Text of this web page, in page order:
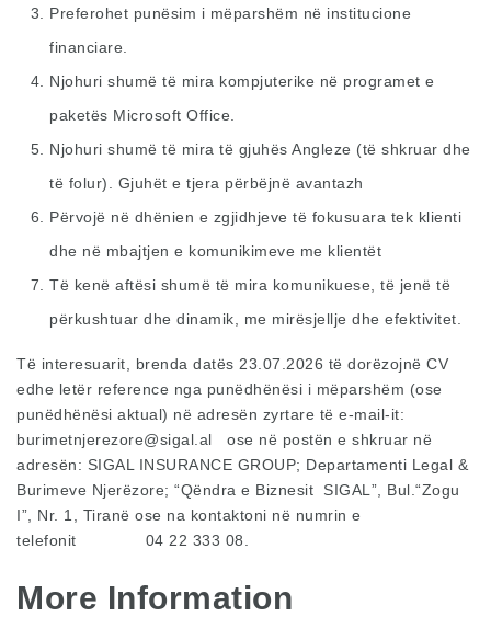
Preferohet punësim i mëparshëm në institucione
financiare.
Njohuri shumë të mira kompjuterike në programet e
paketës Microsoft Office.
Njohuri shumë të mira të gjuhës Angleze (të shkruar dhe
të folur). Gjuhët e tjera përbëjnë avantazh
Përvojë në dhënien e zgjidhjeve të fokusuara tek klienti
dhe në mbajtjen e komunikimeve me klientët
Të kenë aftësi shumë të mira komunikuese, të jenë të
përkushtuar dhe dinamik, me mirësjellje dhe efektivitet.
Të interesuarit, brenda datës 23.07.2026 të dorëzojnë CV
edhe letër reference nga punëdhënësi i mëparshëm (ose
punëdhënësi aktual) në adresën zyrtare të e-mail-it:
burimetnjerezore@sigal.al ose në postën e shkruar në
adresën: SIGAL INSURANCE GROUP; Departamenti Legal &
Burimeve Njerëzore; “Qëndra e Biznesit SIGAL”, Bul.“Zogu
I”, Nr. 1, Tiranë ose na kontaktoni në numrin e
telefonit 04 22 333 08.
More Information